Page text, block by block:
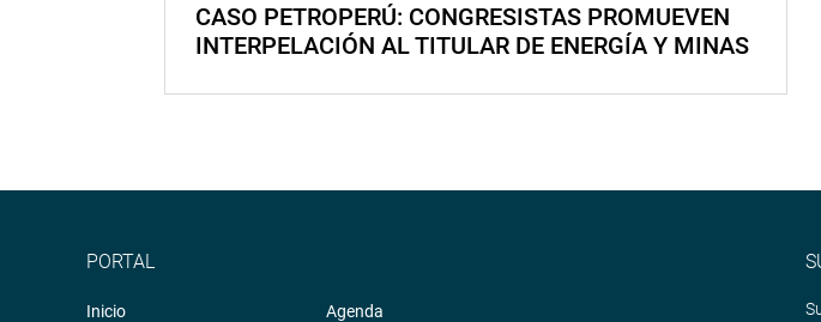
CASO PETROPERÚ: CONGRESISTAS PROMUEVEN
INTERPELACIÓN AL TITULAR DE ENERGÍA Y MINAS
PORTAL
Inicio
Agenda